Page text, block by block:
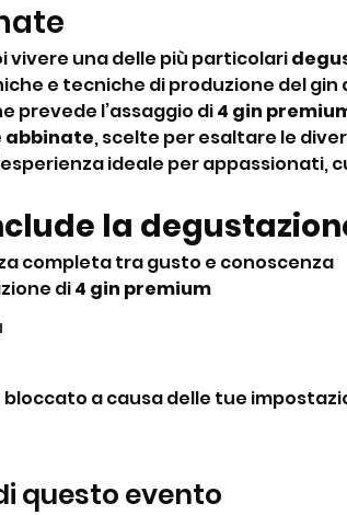
vivere una delle più particolari
e tecniche di produzione del
prevede l’assaggio di 4 gin
abbinate, scelte per esaltare le
ideale per appassionati,
la
completa tra gusto e conoscenza
di 4 gin premium
bloccato a causa delle tue
questo evento